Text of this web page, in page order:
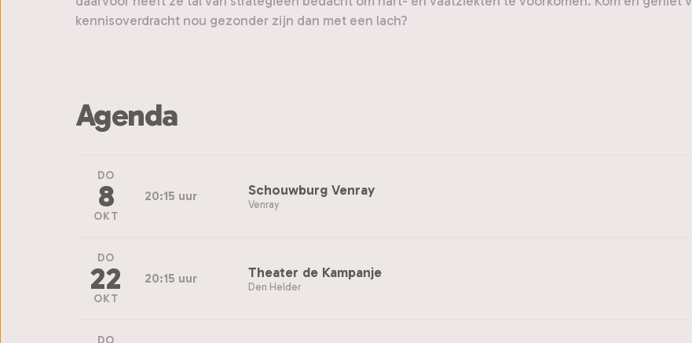
kennisoverdracht nou gezonder zijn dan met een lach?
Agenda
DO
8
OKT
20:15 uur Schouwburg Venray
Venray
DO
22
OKT
20:15 uur Theater de Kampanje
Den Helder